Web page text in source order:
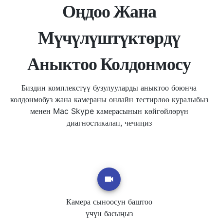
Оңдоо Жана
Мүчүлүштүктөрдү
Аныктоо Колдонмосу
Биздин комплекстүү бузулууларды аныктоо боюнча
колдонмобуз жана камераны онлайн тестирлөө куралыбыз
менен Mac Skype камерасынын көйгөйлөрүн
диагностикалап, чечиңиз
Камера сыноосун баштоо
үчүн басыңыз